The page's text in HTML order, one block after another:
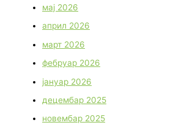
мај 2026
април 2026
март 2026
фебруар 2026
јануар 2026
децембар 2025
новембар 2025